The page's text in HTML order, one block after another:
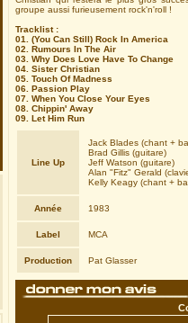
groupe aussi furieusement rock'n'roll !
Tracklist :
01. (You Can Still) Rock In America
02. Rumours In The Air
03. Why Does Love Have To Change
04. Sister Christian
05. Touch Of Madness
06. Passion Play
07. When You Close Your Eyes
08. Chippin' Away
09. Let Him Run
Line Up
Jack Blades (chant +
Brad Gillis (guitare)
Jeff Watson (guitare)
Alan "Fitz" Gerald
Kelly Keagy (chant +
Année 1983
Label MCA
Production Pat Glasser